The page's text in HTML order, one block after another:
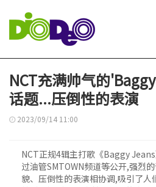
NCT充满帅气的
话题...压倒性的表演
2023/09/14 11:00
NCT正规4辑主打歌《Baggy
过油管SMTOWN频道等公开,强烈
貌、压倒性的表演相协调,吸引了人